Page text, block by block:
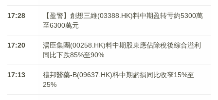
17:28
【盈警】創想三維(03388.HK)料中期盈转亏約5300萬
至6300萬元
17:20
湯臣集團(00258.HK)料中期股東應佔除稅後綜合溢利
同比下跌85%至90%
17:13
禮邦醫藥-B(09637.HK)料中期虧損同比收窄15%至
25%